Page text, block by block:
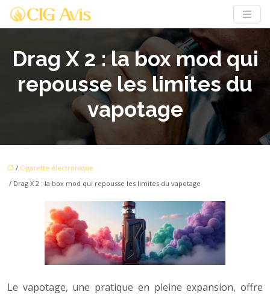
Drag X 2 : la box mod qui
repousse les limites du
vapotage
/ Cigarette électronique
/ Drag X 2 : la box mod qui repousse les limites du vapotage
Le vapotage, une pratique en pleine expansion, offre